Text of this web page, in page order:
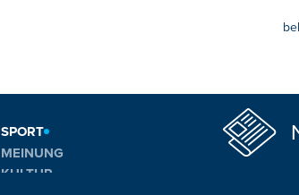
SPORT
MEINUNG
KULTUR